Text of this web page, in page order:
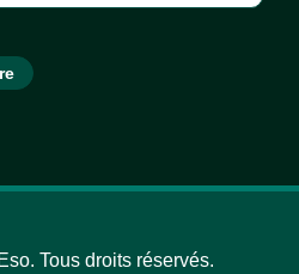
Tous droits réservés.